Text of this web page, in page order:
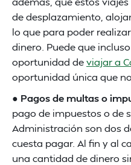
de desplazamiento,
lo que para poder
dinero. Puede que
oportunidad deviajar a
oportunidad única que
● Pagos de multas o
pago de impuestos o de
Administración son dos
cuesta pagar. Al fin y al
una cantidad de dinero